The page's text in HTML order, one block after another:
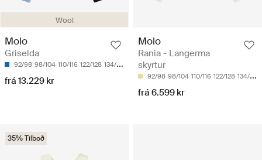
Wool
Molo
Griselda
92/98 98/104 110/116 122/128 134/140
frá 13.229 kr
Molo
Rania - Langerma
skyrtur
92/98 98/104 110/116 122/128 134/140
frá 6.599 kr
35% Tilboð